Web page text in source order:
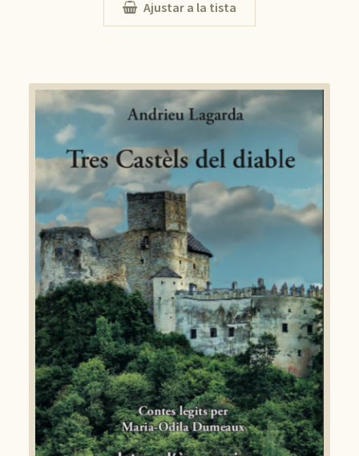
Ajustar a la tista